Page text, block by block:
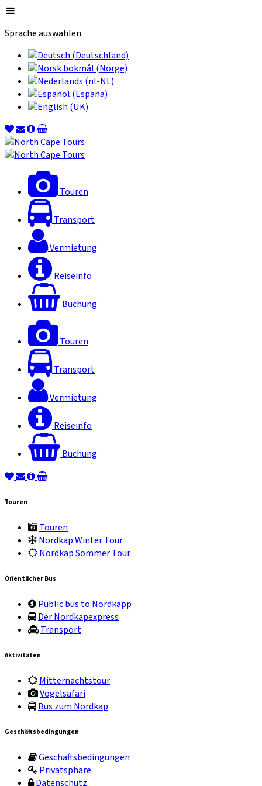
Sprache auswählen
Touren
Transport
Vermietung
Reiseinfo
Buchung
Touren
Transport
Vermietung
Reiseinfo
Buchung
Touren
Touren
Nordkap Winter Tour
Nordkap Sommer Tour
Öffentlicher Bus
Public bus to Nordkapp
Der Nordkapexpress
Transport
Aktivitäten
Mitternachtstour
Vogelsafari
Bus zum Nordkap
Geschäftsbedingungen
Geschäftsbedingungen
Privatsphäre
Datenschutz